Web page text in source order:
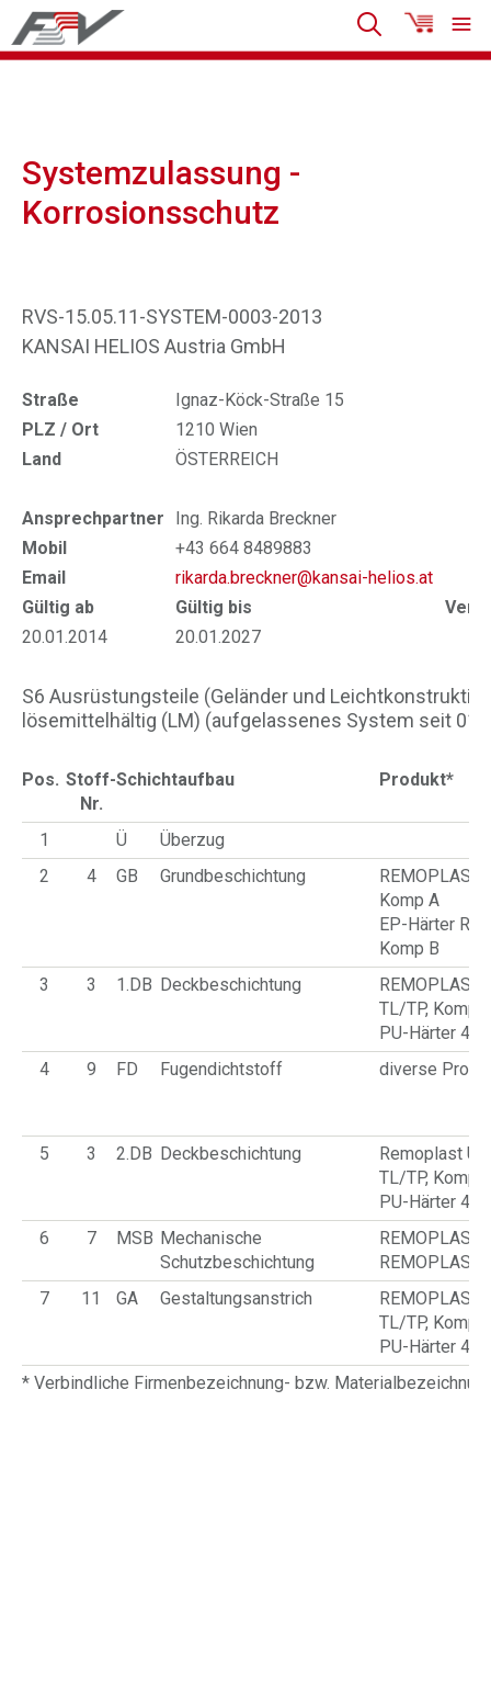
Systemzulassung -
Korrosionsschutz
RVS-15.05.11-SYSTEM-0003-2013
KANSAI HELIOS Austria GmbH
Straße
Ignaz-Köck-Straße 15
PLZ / Ort
1210 Wien
Land
ÖSTERREICH
Ansprechpartner
Ing. Rikarda Breckner
Mobil
+43 664 8489883
Email
rikarda.breckner@kansai-helios.at
Gültig ab
Gültig bis
20.01.2014
20.01.2027
S6 Ausrüstungsteile (Geländer und
lösemittel­hältig (LM) (aufgelassenes System seit
Pos. Stoff-
Nr.
Schichtaufbau Produkt*
1 Ü
Überzug
2
4 GB Grundbeschichtung
REMOPLAST
Komp A
EP-Härter
Komp B
3
3 1.DB Deckbeschichtung
REMOPLAST
TL/TP, Komp
PU-Härter
4
9 FD Fugendichtstoff diverse
5 3 2.DB Deckbeschichtung
Remoplast
TL/TP, Komp
PU-Härter
6
7 MSB Mechanische
Schutzbeschichtung
REMOPLAST
REMOPLAST
7
11 GA Gestaltungsanstrich
REMOPLAST
TL/TP, Komp
PU-Härter
* Verbindliche Firmenbezeichnung- bzw.